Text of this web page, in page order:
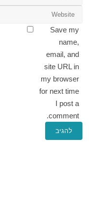
Save my
name,
email, and
site URL in
my browser
for next time
I post a
comment.